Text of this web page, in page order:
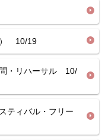
） 10/19
・リハーサル 10/
ティバル・フリー